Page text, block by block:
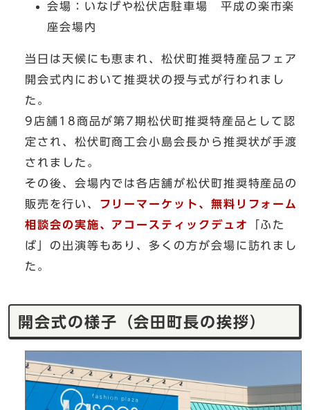
会場：いなげや松伏店駐車場 平成の楽市楽
座会場内
当日は天候にも恵まれ、松伏町推奨特産品フェア
開会式内において推奨状の授与式が行われまし
た。
9店舗18商品が第7期松伏町推奨特産品として認
定され、松伏町商工会小島会長から推奨状が手渡
されました。
その後、会場内では各店舗が松伏町推奨特産品の
販売を行い、 フリーマーケット、無料リフォーム
相談会の実施、アコースティックデュオ
「ふた
ば」の出演等もあり、多くの方が会場に訪れまし
た。
開会式の様子（会田町長の挨拶）